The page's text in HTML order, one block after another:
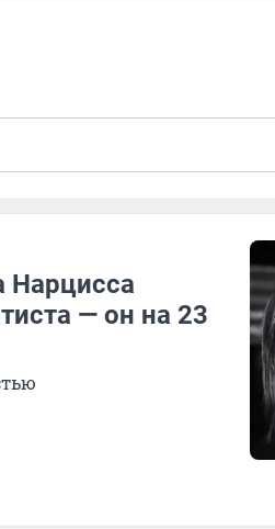
Нарцисса
— он на 23